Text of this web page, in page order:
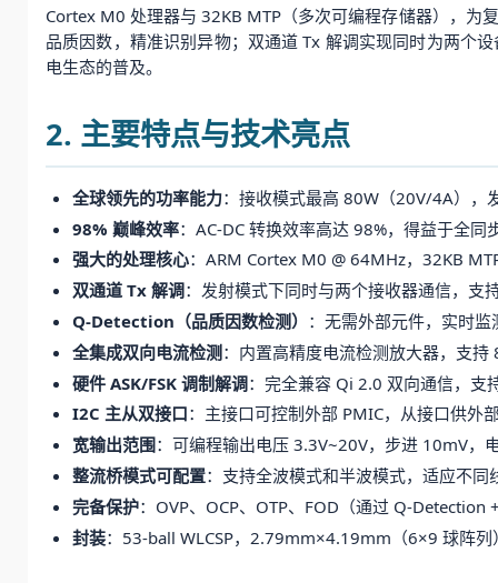
Cortex M0 处理器与 32KB MTP（多次可编程存储器），为
品质因数，精准识别异物；双通道 Tx 解调实现同时为两个
电生态的普及。
2. 主要特点与技术亮点
全球领先的功率能力：接收模式最高 80W（20V/4A），
98% 巅峰效率：AC-DC 转换效率高达 98%，得益于全
强大的处理核心：ARM Cortex M0 @ 64MHz，32KB
双通道 Tx 解调：发射模式下同时与两个接收器通信，支
Q-Detection（品质因数检测） ：无需外部元件，实时
全集成双向电流检测：内置高精度电流检测放大器，支
硬件 ASK/FSK 调制解调：完全兼容 Qi 2.0 双向通信，支
I2C 主从双接口：主接口可控制外部 PMIC，从接口供外
宽输出范围：可编程输出电压 3.3V~20V，步进 10mV，
整流桥模式可配置：支持全波模式和半波模式，适应不同
完备保护：OVP、OCP、OTP、FOD（通过 Q-Detection
封装：53-ball WLCSP，2.79mm×4.19mm（6×9 球阵列